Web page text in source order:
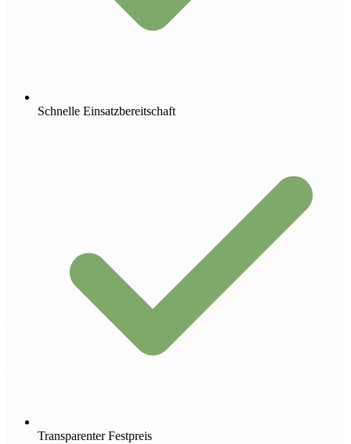
Schnelle Einsatzbereitschaft
Transparenter Festpreis